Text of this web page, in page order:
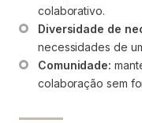
colaborativo.
Diversidade de
necessidades de
Comunidade:
colaboração sem